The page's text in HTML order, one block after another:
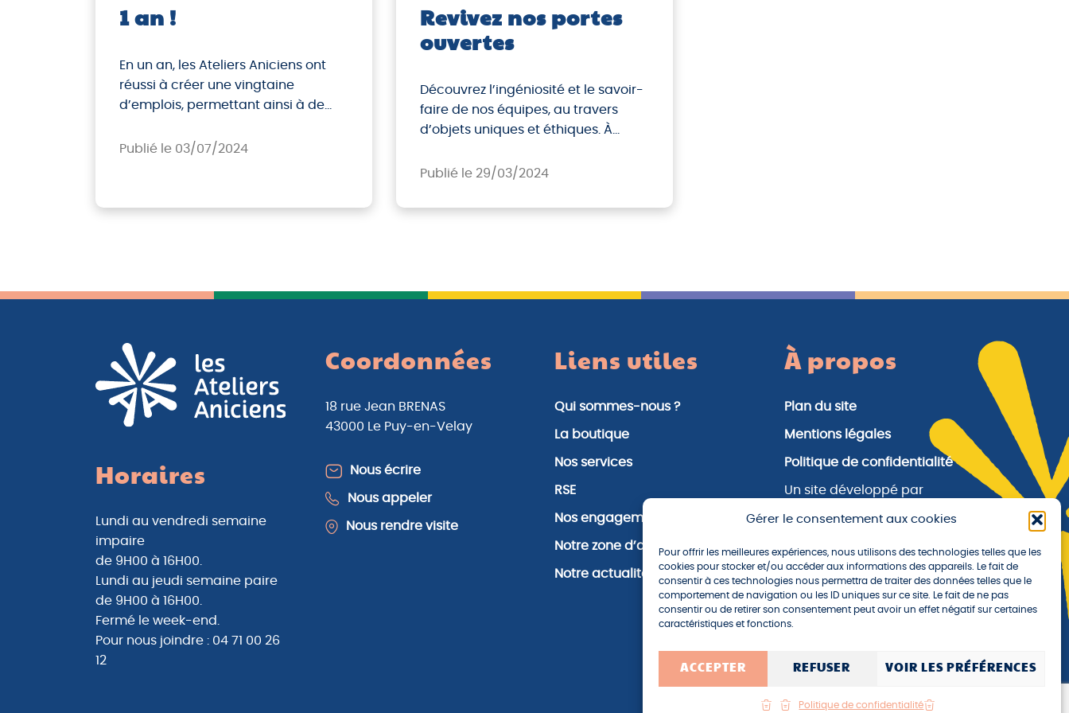
Gérer le consentement aux cookies
Pour offrir les meilleures expériences, nous utilisons des technologies telles que les
cookies pour stocker et/ou accéder aux informations des appareils. Le fait de
consentir à ces technologies nous permettra de traiter des données telles que le
comportement de navigation ou les ID uniques sur ce site. Le fait de ne pas
consentir ou de retirer son consentement peut avoir un effet négatif sur certaines
caractéristiques et fonctions.
ACCEPTER REFUSER VOIR LES PRÉFÉRENCES
Politique de confidentialité
1 an !
En un an, les Ateliers Aniciens ont
réussi à créer une vingtaine
d’emplois, permettant ainsi à de
une activité professionnelle stable
Publié le 03/07/2024
Revivez nos portes
ouvertes
Découvrez l’ingéniosité et le savoir-
faire de nos équipes, au travers
d’objets uniques et éthiques. À
Laboratoire des travaux utiles »
l’ensemble des territoires
les travaux utiles réalisés […]
Publié le 29/03/2024
Horaires
Lundi au vendredi semaine
impaire
de 9H00 à 16H00.
Lundi au jeudi semaine paire
de 9H00 à 16H00.
Fermé le week-end.
Pour nous joindre : 04 71 00 26
12
Coordonnées
18 rue Jean BRENAS
43000 Le Puy-en-Velay
Nous écrire
Nous appeler
Nous rendre visite
Liens utiles
Qui sommes-nous ?
La boutique
Nos services
RSE
Nos engagements
Notre zone d’activité
Notre actualité
À propos
Plan du site
Mentions légales
Politique de confidentialité
Un site développé par
Nous suivre
FacebookInstagram